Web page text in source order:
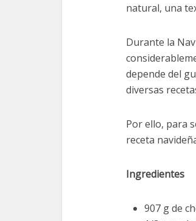
natural, una
Durante la
depende del
diversas
Por ello, para
receta
Ingredientes
907 g de